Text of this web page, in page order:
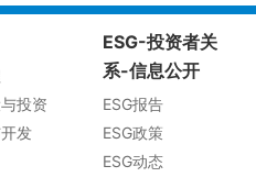
投资
发
ESG-投资者关
系-信息公开
ESG报告
ESG政策
ESG动态